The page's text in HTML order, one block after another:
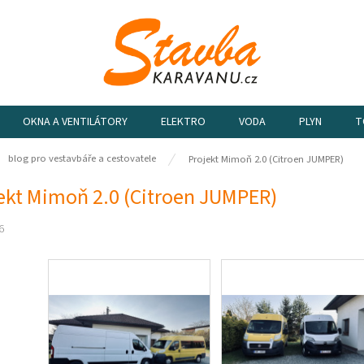
OKNA A VENTILÁTORY ELEKTRO VODA PLYN
blog pro vestavbáře a cestovatele Projekt Mimoň 2.0 (Citroen JUMPER)
Mimoň 2.0 (Citroen JUMPER)